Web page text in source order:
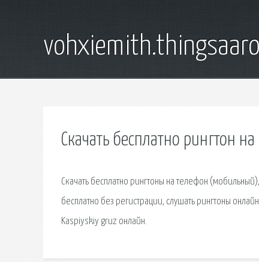
Скачать бесплатно рингтон
Скачать бесплатно рингтоны на телефон
бесплатно без регистрации, слушать рингтоны
Kaspiyskiy gruz онлайн.